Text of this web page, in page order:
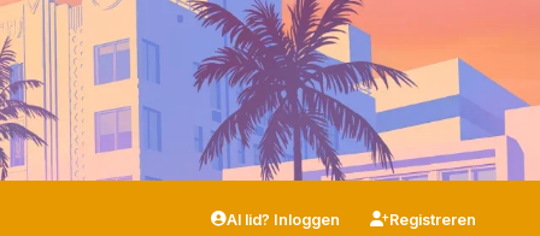
Al lid? Inloggen Registreren